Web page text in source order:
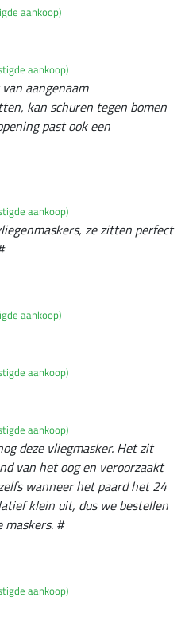
aankoop)
aankoop)
aangenaam
kan schuren tegen bomen
past ook een
aankoop)
ze zitten perfect
aankoop)
aankoop)
aankoop)
deze vliegmasker. Het zit
van het oog en veroorzaakt
wanneer het paard het 24
klein uit, dus we bestellen
maskers. #
aankoop)